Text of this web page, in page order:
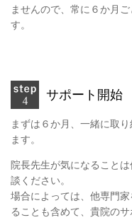
ませんので、常に６か月
す。
サポート開始
まずは６か月、一緒に取り
ます。
院長先生が気になること
談ください。
場合によっては、他専門
ることも含めて、貴院の